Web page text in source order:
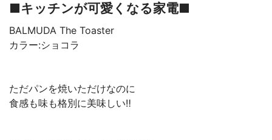
■キッチンが可愛くなる家電■
BALMUDA The Toaster
カラー:ショコラ
ただパンを焼いただけなのに
食感も味も格別に美味しい‼︎